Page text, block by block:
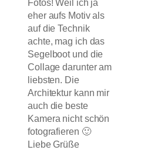
Fotos! Weil ich ja
eher aufs Motiv als
auf die Technik
achte, mag ich das
Segelboot und die
Collage darunter am
liebsten. Die
Architektur kann mir
auch die beste
Kamera nicht schön
fotografieren 🙂
Liebe Grüße